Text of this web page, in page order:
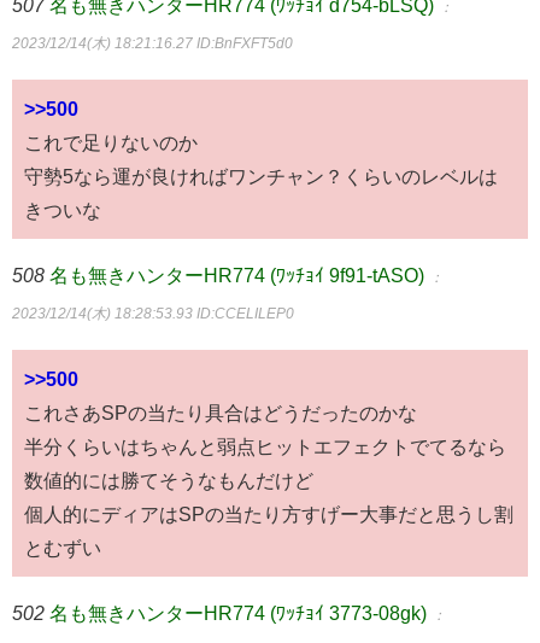
507 名も無きハンターHR774 (ﾜｯﾁｮｲ d754-bLSQ) ：
2023/12/14(木) 18:21:16.27 ID:BnFXFT5d0
>>500
これで足りないのか
守勢5なら運が良ければワンチャン？くらいのレベルは
きついな
508 名も無きハンターHR774 (ﾜｯﾁｮｲ 9f91-tASO) ：
2023/12/14(木) 18:28:53.93 ID:CCELILEP0
>>500
これさあSPの当たり具合はどうだったのかな
半分くらいはちゃんと弱点ヒットエフェクトでてるなら
数値的には勝てそうなもんだけど
個人的にディアはSPの当たり方すげー大事だと思うし割
とむずい
502 名も無きハンターHR774 (ﾜｯﾁｮｲ 3773-08gk) ：